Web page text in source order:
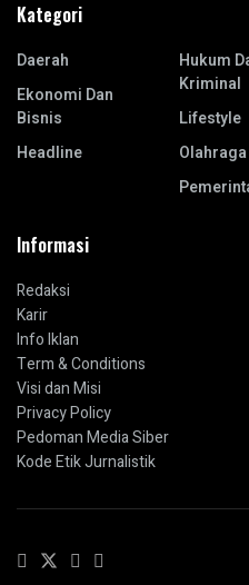
Kategori
Daerah
Ekonomi Dan
Bisnis
Headline
Hukum
Kriminal
Lifestyle
Olahraga
Informasi
Redaksi
Karir
Info Iklan
Term & Conditions
Visi dan Misi
Privacy Policy
Pedoman Media Siber
Kode Etik Jurnalistik